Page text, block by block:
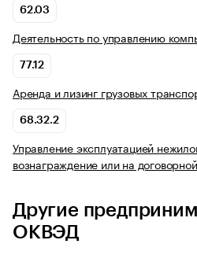
62.03
Деятельность по управлению
77.12
Аренда и лизинг грузовых
68.32.2
Управление эксплуатацией
вознаграждение или на
Другие
ОКВЭД